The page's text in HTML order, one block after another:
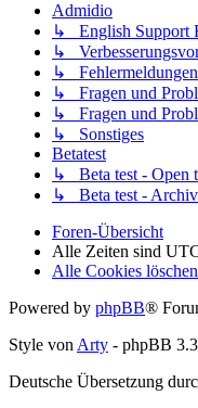
Admidio
↳ English Support
↳
↳ Fehlermeldungen
↳ Fragen und
↳ Fragen und
↳ Sonstiges
Betatest
↳ Beta test - Open
↳ Beta test -
Foren-Übersicht
Alle Zeiten sind
Alle Cookies löschen
Powered by phpBB®
Style vonArty - phpBB
Deutsche Übersetzung